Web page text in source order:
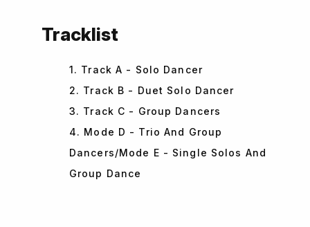
Tracklist
1. Track A - Solo Dancer
2. Track B - Duet Solo Dancer
3. Track C - Group Dancers
4. Mode D - Trio And Group
Dancers/Mode E - Single Solos And
Group Dance